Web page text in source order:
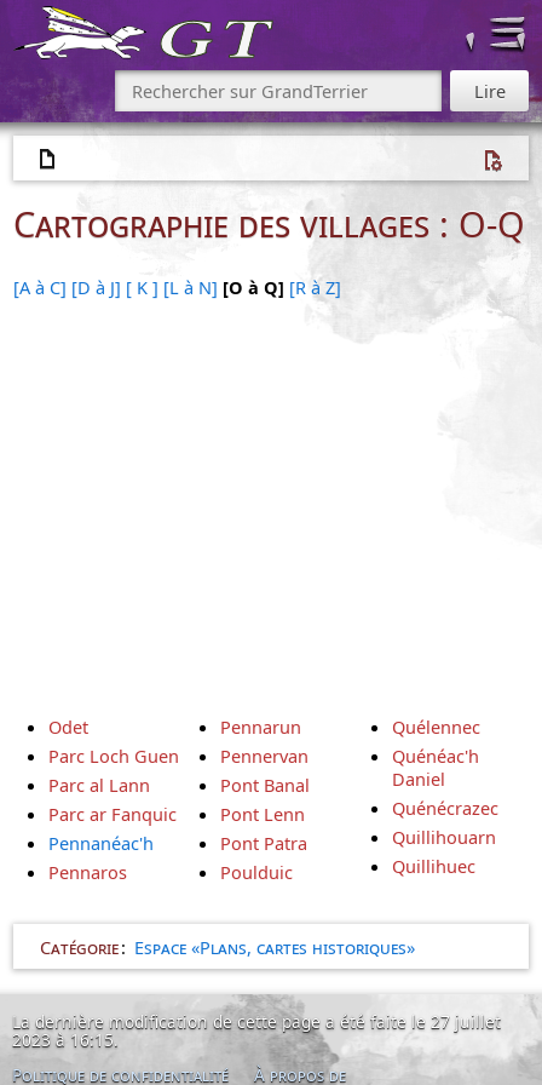
Cartographie des villages : O-Q
[A à C] [D à J] [ K ] [L à N] [O à Q] [R à Z]
Odet
Parc Loch Guen
Parc al Lann
Parc ar Fanquic
Pennanéac'h
Pennaros
Pennarun
Pennervan
Pont Banal
Pont Lenn
Pont Patra
Poulduic
Quélennec
Quénéac'h
Daniel
Quénécrazec
Quillihouarn
Quillihuec
Catégorie: Espace «Plans, cartes historiques»
La dernière modification de cette page a été faite le 27 juillet
2023 à 16:15.
Politique de confidentialité
À propos de